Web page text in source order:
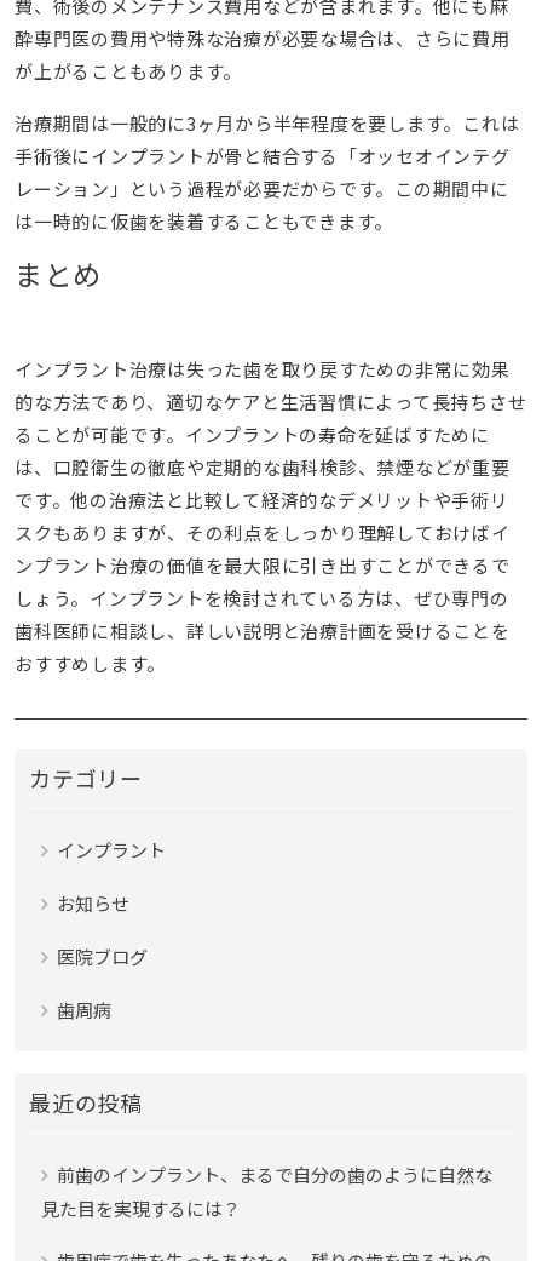
費、術後のメンテナンス費用などが含まれます。他にも麻
酔専門医の費用や特殊な治療が必要な場合は、さらに費用
が上がることもあります。
治療期間は一般的に3ヶ月から半年程度を要します。これは
手術後にインプラントが骨と結合する「オッセオインテグ
レーション」という過程が必要だからです。この期間中に
は一時的に仮歯を装着することもできます。
まとめ
インプラント治療は失った歯を取り戻すための非常に効果
的な方法であり、適切なケアと生活習慣によって長持ちさせ
ることが可能です。インプラントの寿命を延ばすために
は、口腔衛生の徹底や定期的な歯科検診、禁煙などが重要
です。他の治療法と比較して経済的なデメリットや手術リ
スクもありますが、その利点をしっかり理解しておけばイ
ンプラント治療の価値を最大限に引き出すことができるで
しょう。インプラントを検討されている方は、ぜひ専門の
歯科医師に相談し、詳しい説明と治療計画を受けることを
おすすめします。
カテゴリー
インプラント
お知らせ
医院ブログ
歯周病
最近の投稿
前歯のインプラント、まるで自分の歯のように自然な
見た目を実現するには？